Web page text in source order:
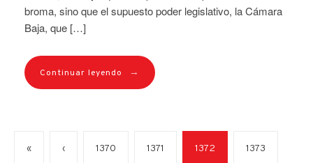
broma, sino que el supuesto poder legislativo, la Cámara
Baja, que […]
Continuar leyendo →
« ‹ 1370 1371 1372 1373